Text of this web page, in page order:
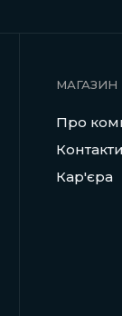
МАГАЗИН
Про
Контакти
Кар'єра